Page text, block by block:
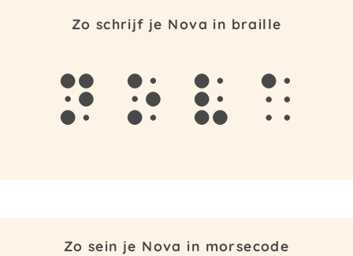
Zo schrijf je Nova in braille
n o v a
Zo sein je Nova in morsecode